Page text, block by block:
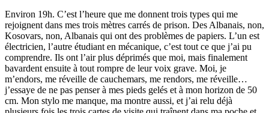
Environ 19h. C’est l’heure que me donnent trois types qui me
rejoignent dans mes trois mètres carrés de prison. Des Albanais, non,
Kosovars, non, Albanais qui ont des problèmes de papiers. L’un est
électricien, l’autre étudiant en mécanique, c’est tout ce que j’ai pu
comprendre. Ils ont l’air plus déprimés que moi, mais finalement
bavardent ensuite à tout rompre de leur voix grave. Moi, je
m’endors, me réveille de cauchemars, me rendors, me réveille…
j’essaye de ne pas penser à mes pieds gelés et à mon horizon de 50
cm. Mon stylo me manque, ma montre aussi, et j’ai relu déjà